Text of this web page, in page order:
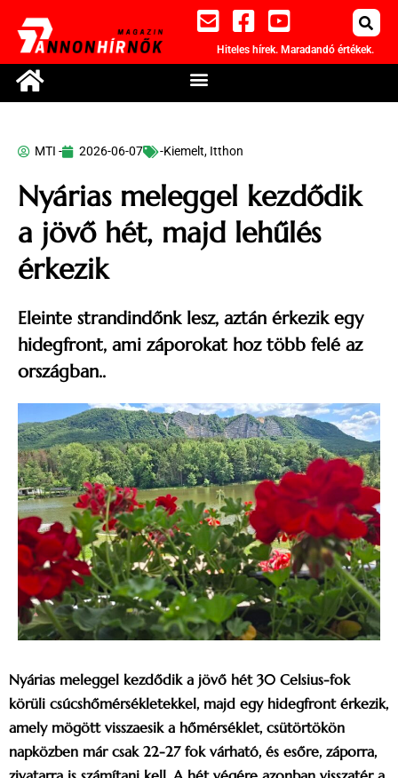
Hiteles hírek. Maradandó értékek.
MTI - 2026-06-07 -Kiemelt, Itthon
Nyárias meleggel kezdődik
a jövő hét, majd lehűlés
érkezik
Eleinte strandindőnk lesz, aztán érkezik egy
hidegfront, ami záporokat hoz több felé az
országban..
Nyárias meleggel kezdődik a jövő hét 30 Celsius-fok
körüli csúcshőmérsékletekkel, majd egy hidegfront érkezik,
amely mögött visszaesik a hőmérséklet, csütörtökön
napközben már csak 22-27 fok várható, és esőre, záporra,